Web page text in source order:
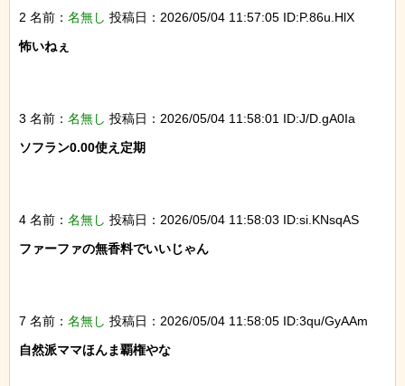
2 名前： 名無し 投稿日：2026/05/04 11:57:05 ID:P.86u.HlX
怖いねぇ
3 名前： 名無し 投稿日：2026/05/04 11:58:01 ID:J/D.gA0Ia
ソフラン0.00使え定期
4 名前： 名無し 投稿日：2026/05/04 11:58:03 ID:si.KNsqAS
ファーファの無香料でいいじゃん
7 名前： 名無し 投稿日：2026/05/04 11:58:05 ID:3qu/GyAAm
自然派ママほんま覇権やな